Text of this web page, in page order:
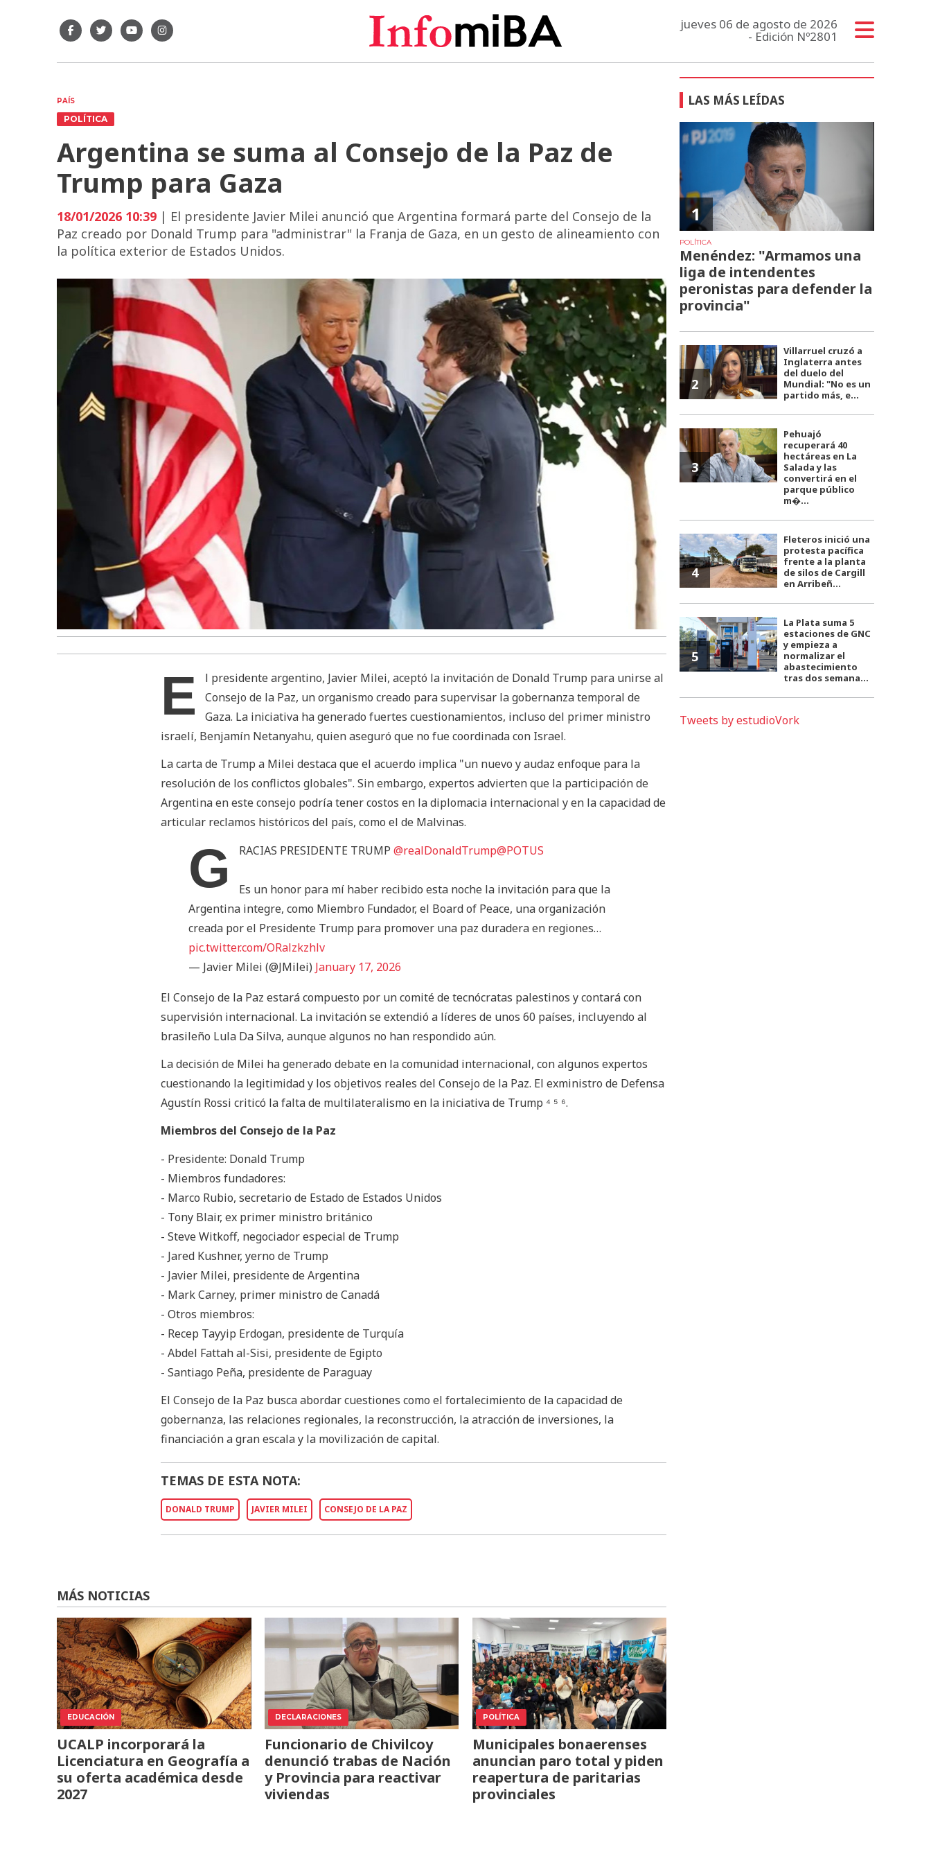
jueves 06 de agosto de 2026
- Edición Nº2801
PAÍS
POLÍTICA
Argentina se suma al Consejo de la Paz de
Trump para Gaza
18/01/2026 10:39 | El presidente Javier Milei anunció que Argentina formará parte del Consejo de la
Paz creado por Donald Trump para "administrar" la Franja de Gaza, en un gesto de alineamiento con
la política exterior de Estados Unidos.
E
l presidente argentino, Javier Milei, aceptó la invitación de Donald Trump para unirse al
Consejo de la Paz, un organismo creado para supervisar la gobernanza temporal de
Gaza. La iniciativa ha generado fuertes cuestionamientos, incluso del primer ministro
israelí, Benjamín Netanyahu, quien aseguró que no fue coordinada con Israel.
La carta de Trump a Milei destaca que el acuerdo implica "un nuevo y audaz enfoque para la
resolución de los conflictos globales". Sin embargo, expertos advierten que la participación de
Argentina en este consejo podría tener costos en la diplomacia internacional y en la capacidad de
articular reclamos históricos del país, como el de Malvinas.
G RACIAS PRESIDENTE TRUMP @realDonaldTrump@POTUS
Es un honor para mí haber recibido esta noche la invitación para que la
Argentina integre, como Miembro Fundador, el Board of Peace, una organización
creada por el Presidente Trump para promover una paz duradera en regiones…
pic.twitter.com/ORalzkzhlv
— Javier Milei (@JMilei) January 17, 2026
El Consejo de la Paz estará compuesto por un comité de tecnócratas palestinos y contará con
supervisión internacional. La invitación se extendió a líderes de unos 60 países, incluyendo al
brasileño Lula Da Silva, aunque algunos no han respondido aún.
La decisión de Milei ha generado debate en la comunidad internacional, con algunos expertos
cuestionando la legitimidad y los objetivos reales del Consejo de la Paz. El exministro de Defensa
Agustín Rossi criticó la falta de multilateralismo en la iniciativa de Trump ⁴ ⁵ ⁶.
Miembros del Consejo de la Paz
- Presidente: Donald Trump
- Miembros fundadores:
- Marco Rubio, secretario de Estado de Estados Unidos
- Tony Blair, ex primer ministro británico
- Steve Witkoff, negociador especial de Trump
- Jared Kushner, yerno de Trump
- Javier Milei, presidente de Argentina
- Mark Carney, primer ministro de Canadá
- Otros miembros:
- Recep Tayyip Erdogan, presidente de Turquía
- Abdel Fattah al-Sisi, presidente de Egipto
- Santiago Peña, presidente de Paraguay
El Consejo de la Paz busca abordar cuestiones como el fortalecimiento de la capacidad de
gobernanza, las relaciones regionales, la reconstrucción, la atracción de inversiones, la
financiación a gran escala y la movilización de capital.
TEMAS DE ESTA NOTA:
DONALD TRUMP JAVIER MILEI CONSEJO DE LA PAZ
MÁS NOTICIAS
EDUCACIÓN
UCALP incorporará la
Licenciatura en Geografía a
su oferta académica desde
2027
DECLARACIONES
Funcionario de Chivilcoy
denunció trabas de Nación
y Provincia para reactivar
viviendas
POLÍTICA
Municipales bonaerenses
anuncian paro total y piden
reapertura de paritarias
provinciales
LAS MÁS LEÍDAS
1
POLÍTICA
Menéndez: "Armamos una
liga de intendentes
peronistas para defender la
provincia"
2
Villarruel cruzó a
Inglaterra antes
del duelo del
Mundial: "No es un
partido más, e...
3
Pehuajó
recuperará 40
hectáreas en La
Salada y las
convertirá en el
parque público
m�...
4
Fleteros inició una
protesta pacífica
frente a la planta
de silos de Cargill
en Arribeñ...
5
La Plata suma 5
estaciones de GNC
y empieza a
normalizar el
abastecimiento
tras dos semana...
Tweets by estudioVork